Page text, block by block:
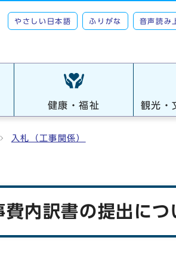
やさしい日本語 ふりがな 音声読み
健康・福祉 観光・
入札（工事関係）
内訳書の提出につ